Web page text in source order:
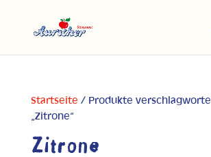
Startseite / Produkte
„Zitrone“
Zitrone